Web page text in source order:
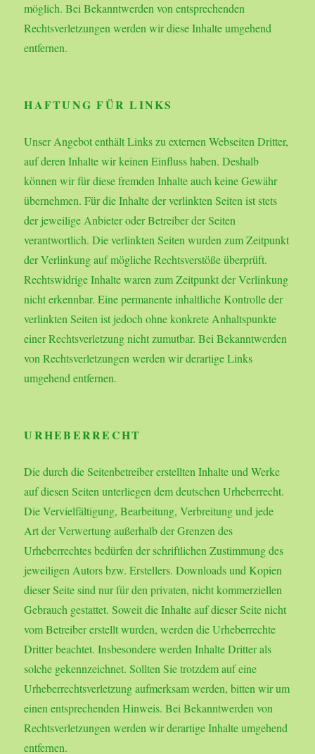
möglich. Bei Bekanntwerden von entsprechenden
Rechtsverletzungen werden wir diese Inhalte umgehend
entfernen.
HAFTUNG FÜR LINKS
Unser Angebot enthält Links zu externen Webseiten Dritter,
auf deren Inhalte wir keinen Einfluss haben. Deshalb
können wir für diese fremden Inhalte auch keine Gewähr
übernehmen. Für die Inhalte der verlinkten Seiten ist stets
der jeweilige Anbieter oder Betreiber der Seiten
verantwortlich. Die verlinkten Seiten wurden zum Zeitpunkt
der Verlinkung auf mögliche Rechtsverstöße überprüft.
Rechtswidrige Inhalte waren zum Zeitpunkt der Verlinkung
nicht erkennbar. Eine permanente inhaltliche Kontrolle der
verlinkten Seiten ist jedoch ohne konkrete Anhaltspunkte
einer Rechtsverletzung nicht zumutbar. Bei Bekanntwerden
von Rechtsverletzungen werden wir derartige Links
umgehend entfernen.
URHEBERRECHT
Die durch die Seitenbetreiber erstellten Inhalte und Werke
auf diesen Seiten unterliegen dem deutschen Urheberrecht.
Die Vervielfältigung, Bearbeitung, Verbreitung und jede
Art der Verwertung außerhalb der Grenzen des
Urheberrechtes bedürfen der schriftlichen Zustimmung des
jeweiligen Autors bzw. Erstellers. Downloads und Kopien
dieser Seite sind nur für den privaten, nicht kommerziellen
Gebrauch gestattet. Soweit die Inhalte auf dieser Seite nicht
vom Betreiber erstellt wurden, werden die Urheberrechte
Dritter beachtet. Insbesondere werden Inhalte Dritter als
solche gekennzeichnet. Sollten Sie trotzdem auf eine
Urheberrechtsverletzung aufmerksam werden, bitten wir um
einen entsprechenden Hinweis. Bei Bekanntwerden von
Rechtsverletzungen werden wir derartige Inhalte umgehend
entfernen.